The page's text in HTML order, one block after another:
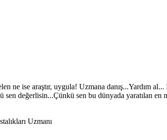
ise araştır, uygula! Uzmana danış...Yardım al...
değerlisin...Çünkü sen bu dünyada yaratılan en
Uzmanı